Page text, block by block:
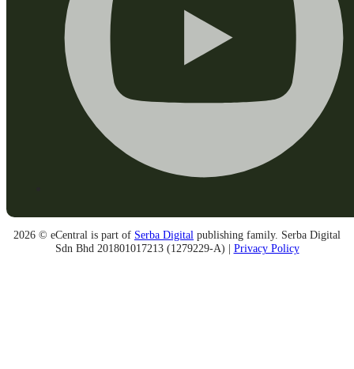
2026 © eCentral is part of Serba Digital publishing family. Serba Digital
Sdn Bhd 201801017213 (1279229-A) | Privacy Policy